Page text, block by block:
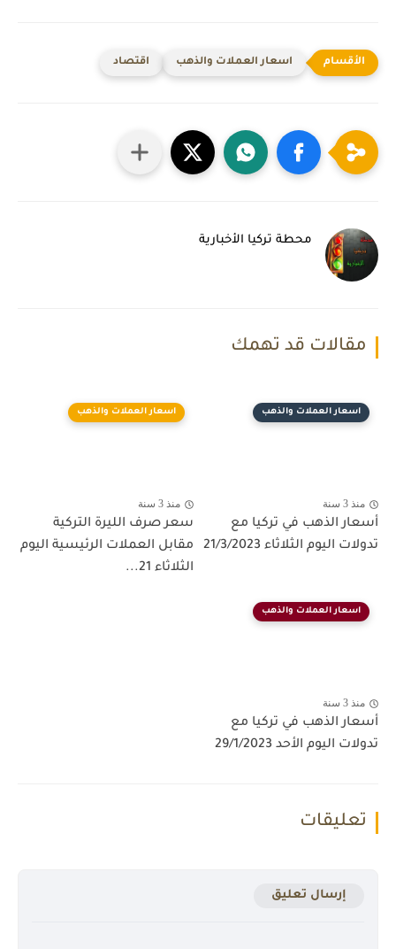
اسعار العملات والذهب اقتصاد
محطة تركيا الأخبارية
مقالات قد تهمك
اسعار العملات والذهب
منذ 3 سنة
أسعار الذهب في تركيا مع
تدولات اليوم الثلاثاء 21/3/2023
اسعار العملات والذهب
منذ 3 سنة
سعر صرف الليرة التركية
مقابل العملات الرئيسية اليوم
الثلاثاء 21...
اسعار العملات والذهب
منذ 3 سنة
أسعار الذهب في تركيا مع
تدولات اليوم الأحد 29/1/2023
تعليقات
إرسال تعليق